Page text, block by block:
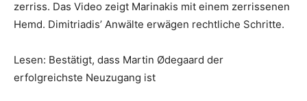
zerriss. Das Video zeigt Marinakis mit einem zerrissenen
Hemd. Dimitriadis’ Anwälte erwägen rechtliche Schritte.
Lesen: Bestätigt, dass Martin Ødegaard der
erfolgreichste Neuzugang ist